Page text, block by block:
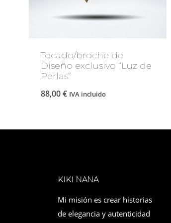
Tocado/broche de
Diseño exclusivo “Luz de
Perlas”
88,00€ IVA incluido
KIKI NANA
Mi misión es crear historias
de elegancia y autenticidad